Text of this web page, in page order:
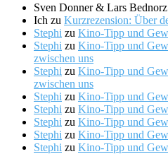
Sven Donner & Lars Bednorz
Ich zu Kurzrezension: Über
Stephi zu Kino-Tipp und
Stephi zu Kino-Tipp und
zwischen uns
Stephi zu Kino-Tipp und
zwischen uns
Stephi zu Kino-Tipp und
Stephi zu Kino-Tipp und
Stephi zu Kino-Tipp und
Stephi zu Kino-Tipp und
Stephi zu Kino-Tipp und